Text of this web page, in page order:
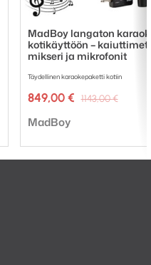
jolloin
MadBoy langaton
kotikäyttöön – kaiuttimet,
mikseri ja mikrofonit
Täydellinen karaokepaketti kotiin
1143,00€
849,00 €
Tuotemerkki:
MadBoy